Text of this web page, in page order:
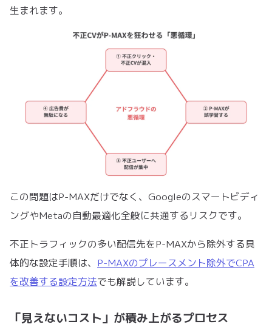
生まれます。
この問題はP-MAXだけでなく、Googleのスマートビディ
ングやMetaの自動最適化全般に共通するリスクです。
不正トラフィックの多い配信先をP-MAXから除外する具
体的な設定手順は、 P-MAXのプレースメント除外でCPA
を改善する設定方法でも解説しています。
「見えないコスト」が積み上がるプロセス